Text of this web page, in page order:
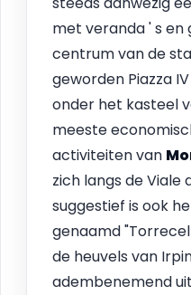
met veranda ' s en
centrum van de
geworden Piazza
onder het kasteel
meeste
activiteiten van
zich langs de Viale
suggestief is ook
genaamd
de heuvels van
adembenemend